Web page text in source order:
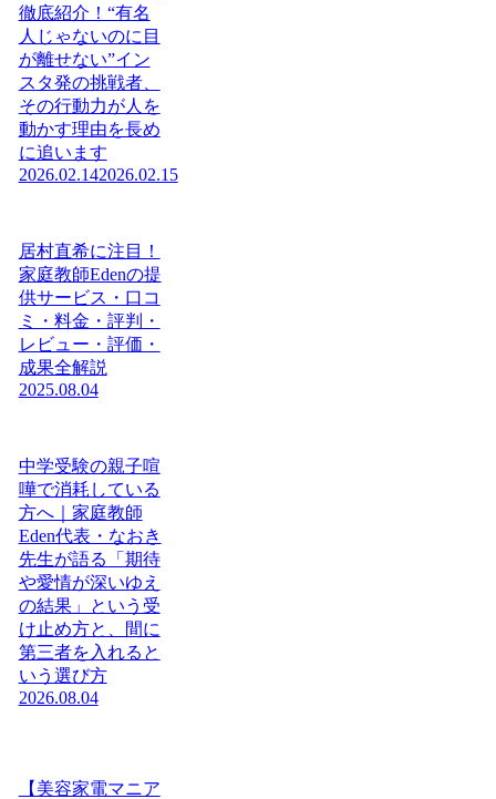
徹底紹介！“有名
人じゃないのに目
が離せない”イン
スタ発の挑戦者、
その行動力が人を
動かす理由を長め
に追います
2026.02.142026.02.15
居村直希に注目！
家庭教師Edenの提
供サービス・口コ
ミ・料金・評判・
レビュー・評価・
成果全解説
2025.08.04
中学受験の親子喧
嘩で消耗している
方へ｜家庭教師
Eden代表・なおき
先生が語る「期待
や愛情が深いゆえ
の結果」という受
け止め方と、間に
第三者を入れると
いう選び方
2026.08.04
【美容家電マニア